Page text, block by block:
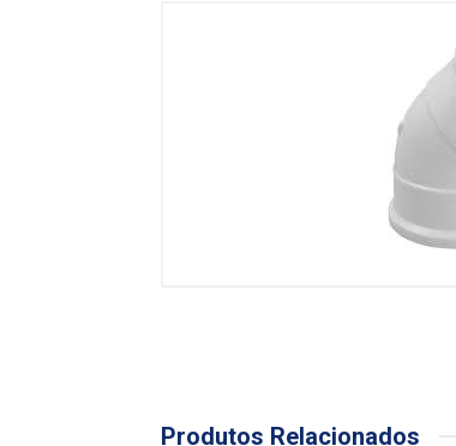
Produtos Relacionados